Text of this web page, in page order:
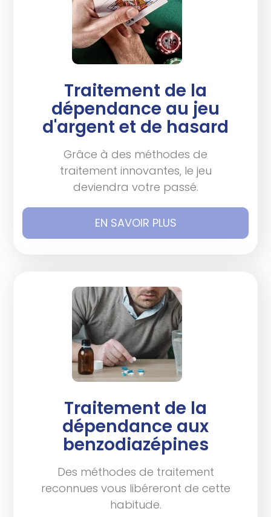
Traitement de la
dépendance au jeu
d'argent et de hasard
Grâce à des méthodes de
traitement innovantes, le jeu
deviendra votre passé.
EN SAVOIR PLUS
Traitement de la
dépendance aux
benzodiazépines
Des méthodes de traitement
reconnues vous libéreront de cette
habitude.